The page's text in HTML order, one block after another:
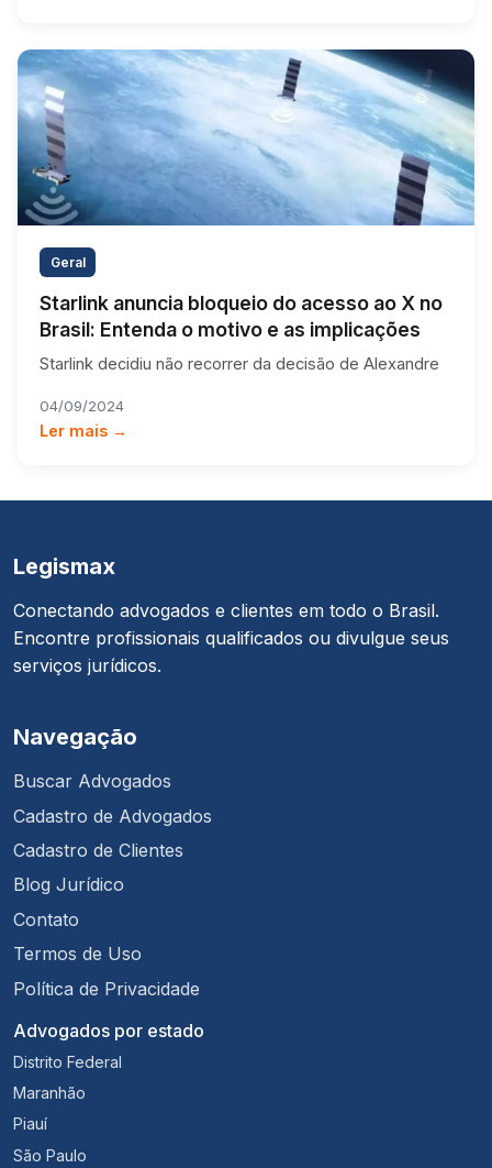
Geral
Starlink anuncia bloqueio do acesso ao X no
Brasil: Entenda o motivo e as implicações
Starlink decidiu não recorrer da decisão de Alexandre
04/09/2024
Ler mais →
Legismax
Conectando advogados e clientes em todo o Brasil.
Encontre profissionais qualificados ou divulgue seus
serviços jurídicos.
Navegação
Buscar Advogados
Cadastro de Advogados
Cadastro de Clientes
Blog Jurídico
Contato
Termos de Uso
Política de Privacidade
Advogados por estado
Distrito Federal
Maranhão
Piauí
São Paulo